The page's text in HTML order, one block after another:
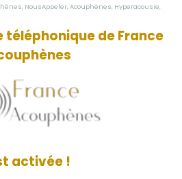
, NousAppeler, Acouphènes, Hyperacousie,
téléphonique de France
activée !